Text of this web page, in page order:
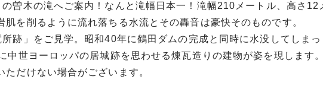
曽木の滝へご案内！なんと滝幅日本一！滝幅210メートル、高さ12
を削るように流れ落ちる水流とその轟音は豪快そのものです。
跡」をご見学。昭和40年に鶴田ダムの完成と同時に水没してしまっ
中世ヨーロッパの居城跡を思わせる煉瓦造りの建物が姿を現します
だけない場合がございます。